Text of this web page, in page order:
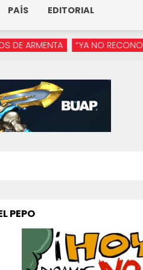
PAÍS
EDITORIAL
“YA NO RECONOZCO A MI
PEPO